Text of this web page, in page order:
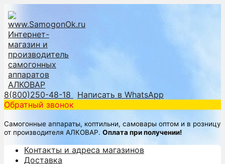
8(800)250-48-18
Написать в WhatsApp
Обратный звонок
Самогонные аппараты, коптильни, самовары оптом и в розницу
от производителя АЛКОВАР. Оплата при получении!
Контакты и адреса магазинов
Доставка